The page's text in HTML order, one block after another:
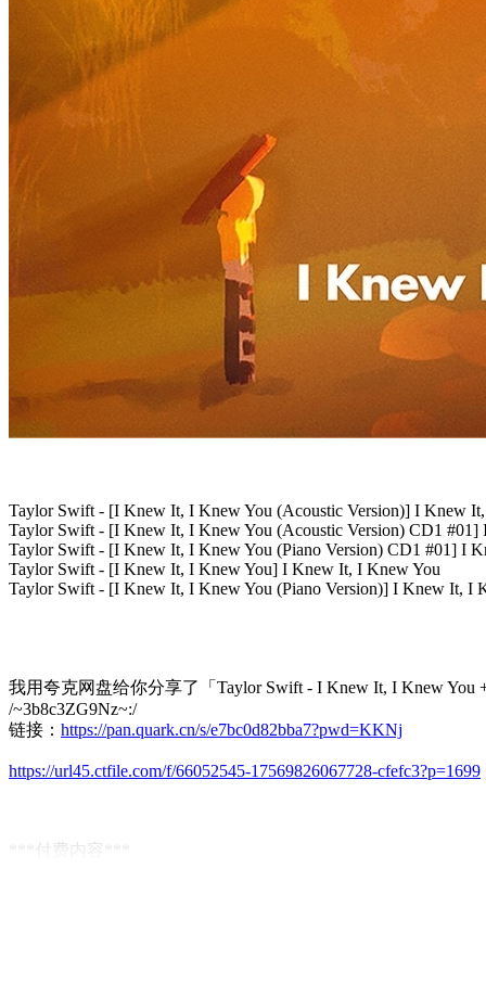
Taylor Swift - [I Knew It, I Knew You (Acoustic Version)] I Knew
Taylor Swift - [I Knew It, I Knew You (Acoustic Version) CD1
Taylor Swift - [I Knew It, I Knew You (Piano Version) CD1 #01] I
Taylor Swift - [I Knew It, I Knew You] I Knew It, I Knew You
Taylor Swift - [I Knew It, I Knew You (Piano Version)] I Knew It, I
我用夸克网盘给你分享了「Taylor Swift - I Knew It, I Knew You
/~3b8c3ZG9Nz~:/
链接： https://pan.quark.cn/s/e7bc0d82bba7?pwd=KKNj
https://url45.ctfile.com/f/66052545-17569826067728-cfefc3?p=1699
***付费内容***